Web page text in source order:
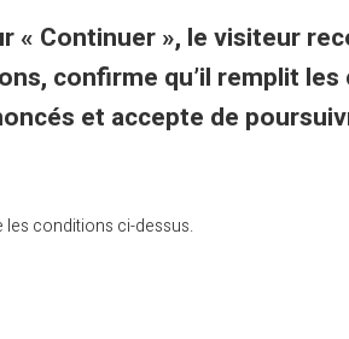
Carte à paiement différé
Facturés en une seule fois à date
vision plus floue, exige une
« Continuer », le visiteur
confirme qu’il remplit
et accepte de
les conditions ci-dessus.